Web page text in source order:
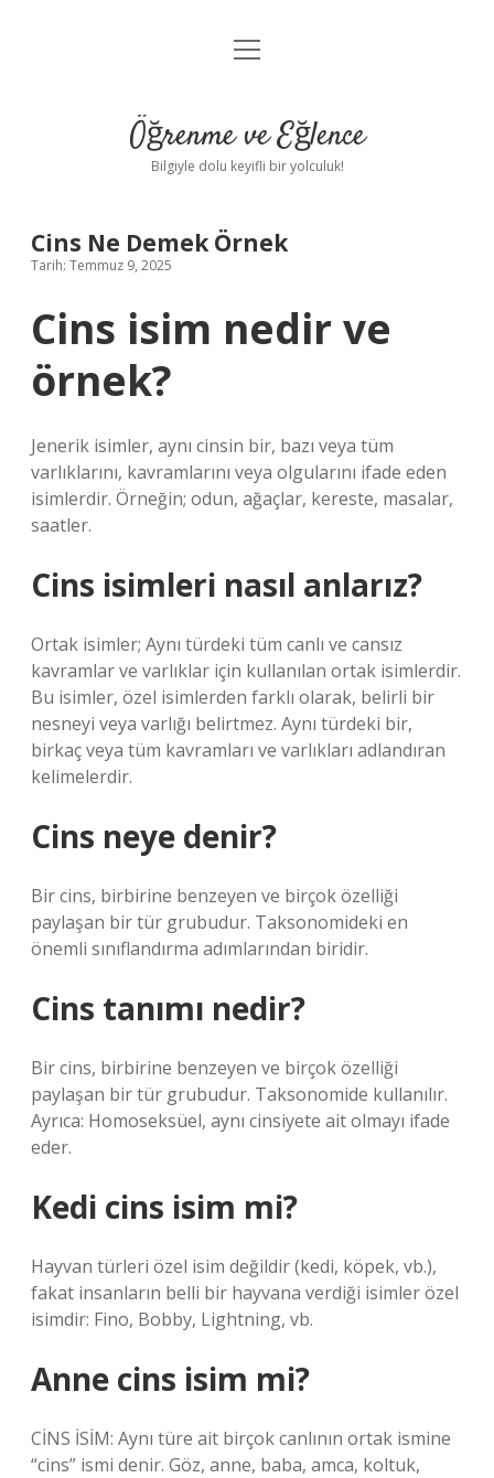
Anasayfa
Yasal Uyarı
menüyü
Öğrenme ve Eğlence
Bilgiyle dolu keyifli bir yolculuk!
Cins Ne Demek Örnek
Tarih: Temmuz 9, 2025
Cins isim nedir ve
örnek?
Jenerik isimler, aynı cinsin bir, bazı veya tüm
varlıklarını, kavramlarını veya olgularını ifade eden
isimlerdir. Örneğin; odun, ağaçlar, kereste, masalar,
saatler.
Cins isimleri nasıl anlarız?
Ortak isimler; Aynı türdeki tüm canlı ve cansız
kavramlar ve varlıklar için kullanılan ortak isimlerdir.
Bu isimler, özel isimlerden farklı olarak, belirli bir
nesneyi veya varlığı belirtmez. Aynı türdeki bir,
birkaç veya tüm kavramları ve varlıkları adlandıran
kelimelerdir.
Cins neye denir?
Bir cins, birbirine benzeyen ve birçok özelliği
paylaşan bir tür grubudur. Taksonomideki en
önemli sınıflandırma adımlarından biridir.
Cins tanımı nedir?
Bir cins, birbirine benzeyen ve birçok özelliği
paylaşan bir tür grubudur. Taksonomide kullanılır.
Ayrıca: Homoseksüel, aynı cinsiyete ait olmayı ifade
eder.
Kedi cins isim mi?
Hayvan türleri özel isim değildir (kedi, köpek, vb.),
fakat insanların belli bir hayvana verdiği isimler özel
isimdir: Fino, Bobby, Lightning, vb.
Anne cins isim mi?
CİNS İSİM: Aynı türe ait birçok canlının ortak ismine
“cins” ismi denir. Göz, anne, baba, amca, koltuk,